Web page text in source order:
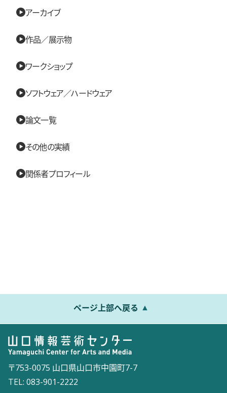
アーカイブ
作品／展示物
ワークショップ
ソフトウェア／ハードウェア
論文一覧
その他の実績
関係者プロフィール
ページ上部へ戻る
〒753-0075 山口県山口市中園町7-7
TEL: 083-901-2222